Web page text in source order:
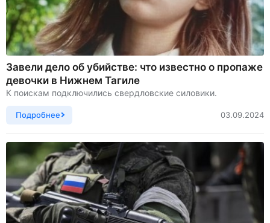
Завели дело об убийстве: что известно о пропаже
девочки в Нижнем Тагиле
К поискам подключились свердловские силовики.
Подробнее 03.09.2024